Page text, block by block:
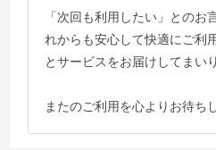
「次回も利用したい」とのお
れからも安心して快適にご利
とサービスをお届けしてまい
またのご利用を心よりお待ち